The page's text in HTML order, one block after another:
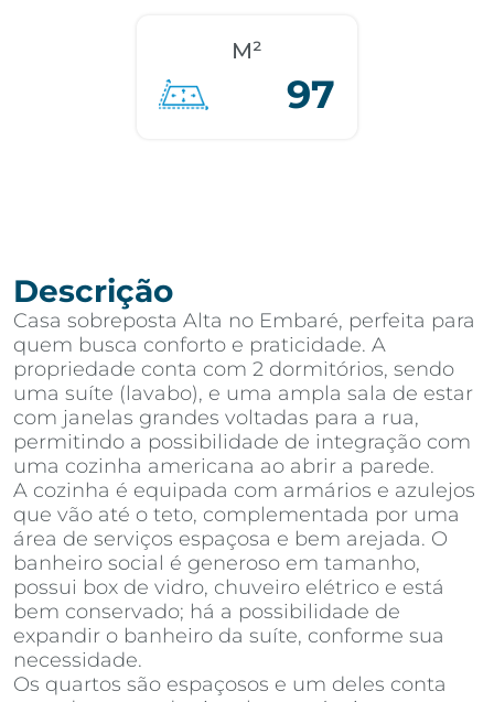
M²
97
Descrição
Casa sobreposta Alta no Embaré, perfeita para
quem busca conforto e praticidade. A
propriedade conta com 2 dormitórios, sendo
uma suíte (lavabo), e uma ampla sala de estar
com janelas grandes voltadas para a rua,
permitindo a possibilidade de integração com
uma cozinha americana ao abrir a parede.
A cozinha é equipada com armários e azulejos
que vão até o teto, complementada por uma
área de serviços espaçosa e bem arejada. O
banheiro social é generoso em tamanho,
possui box de vidro, chuveiro elétrico e está
bem conservado; há a possibilidade de
expandir o banheiro da suíte, conforme sua
necessidade.
Os quartos são espaçosos e um deles conta